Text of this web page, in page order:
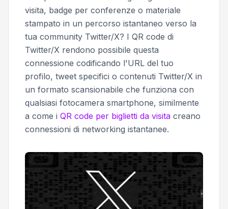
visita, badge per conferenze o materiale
stampato in un percorso istantaneo verso la
tua community Twitter/X? I QR code di
Twitter/X rendono possibile questa
connessione codificando l'URL del tuo
profilo, tweet specifici o contenuti Twitter/X in
un formato scansionabile che funziona con
qualsiasi fotocamera smartphone, similmente
a come i QR code per biglietti da visita creano
connessioni di networking istantanee.